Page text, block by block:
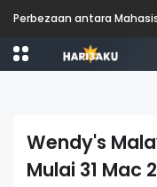
Wendy's
Mulai 31 Mac